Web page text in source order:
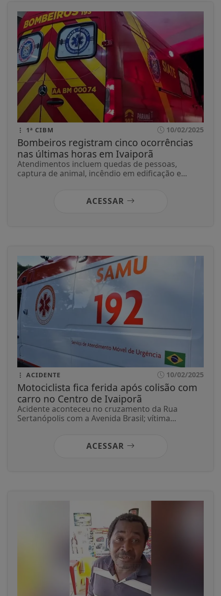
1ª CIBM 10/02/2025
Bombeiros registram cinco ocorrências
nas últimas horas em Ivaiporã
Atendimentos incluem quedas de pessoas,
captura de animal, incêndio em edificação e...
ACESSAR
ACIDENTE 10/02/2025
Motociclista fica ferida após colisão com
carro no Centro de Ivaiporã
Acidente aconteceu no cruzamento da Rua
Sertanópolis com a Avenida Brasil; vítima...
ACESSAR